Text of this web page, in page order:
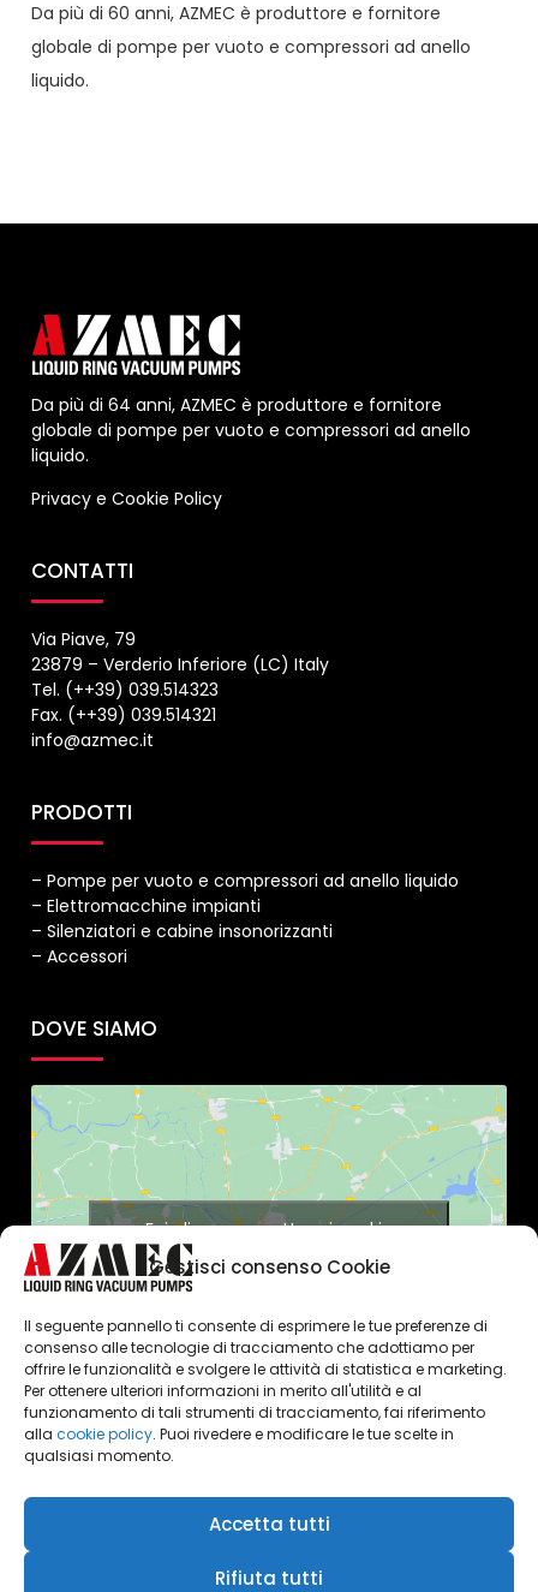
Gestisci consenso Cookie
Il seguente pannello ti consente di esprimere le tue preferenze di
consenso alle tecnologie di tracciamento che adottiamo per
offrire le funzionalità e svolgere le attività di statistica e marketing.
Per ottenere ulteriori informazioni in merito all'utilità e al
funzionamento di tali strumenti di tracciamento, fai riferimento
alla cookie policy. Puoi rivedere e modificare le tue scelte in
qualsiasi momento.
Accetta tutti
Rifiuta tutti
Da più di 60 anni,AZMEC è produttore e fornitore
globale di pompe per vuoto e compressori ad anello
liquido.
Da più di 64 anni, AZMEC è produttore e fornitore
globale di pompe per vuoto e compressori ad anello
liquido.
Privacy eCookie Policy
CONTATTI
Via Piave, 79
23879 – Verderio Inferiore (LC) Italy
Tel. (++39) 039.514323
Fax. (++39) 039.514321
info@azmec.it
PRODOTTI
– Pompe per vuoto e compressori ad anello liquido
– Elettromacchine impianti
– Silenziatori e cabine insonorizzanti
– Accessori
DOVE SIAMO
Fai clic per accettare i cookie
marketing e abilitare questo